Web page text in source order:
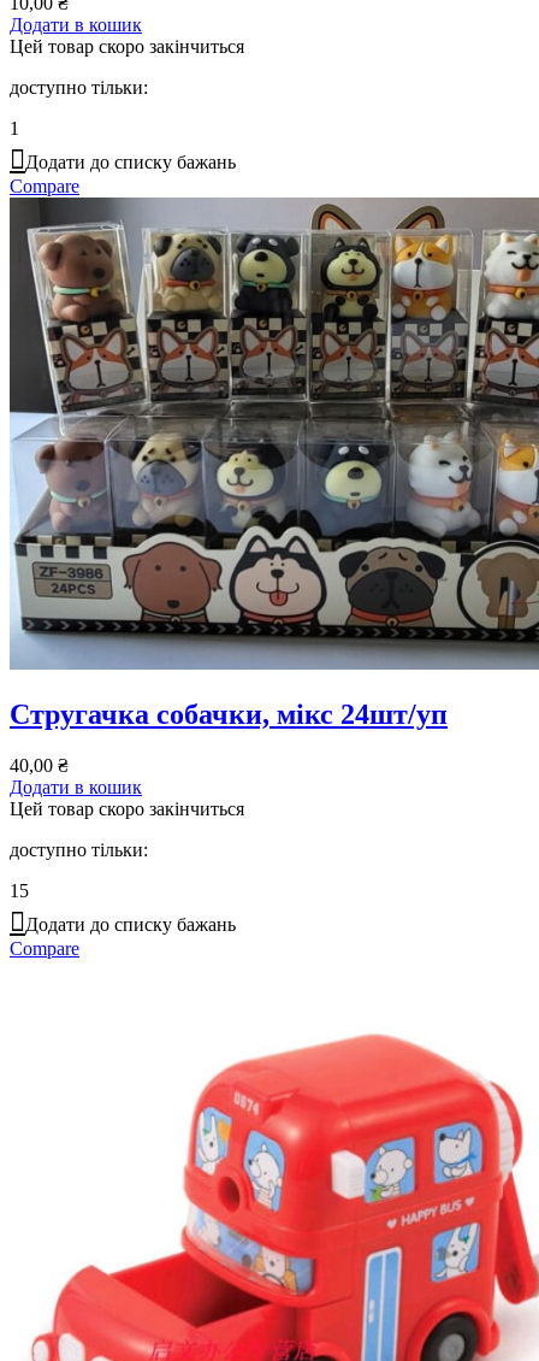
Додати в кошик
Цей товар скоро закінчиться
доступно тільки:
1
Додати до списку бажань
Compare
Стругачка собачки, мікс 24шт/уп
40,00 ₴
Додати в кошик
Цей товар скоро закінчиться
доступно тільки:
15
Додати до списку бажань
Compare